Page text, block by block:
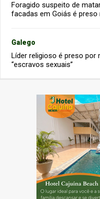
Foragido suspeito de
facadas em Goiás é preso
Galego
Líder religioso é preso por
“escravos sexuais”